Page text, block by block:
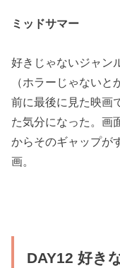
ミッドサマー
好きじゃないジャン
（ホラーじゃない
前に最後に見た映画
た気分になった。画
からそのギャップが
画。
DAY12 好き